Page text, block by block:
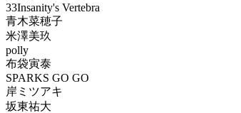
33Insanity's Vertebra
青木菜穂子
米澤美玖
polly
布袋寅泰
SPARKS GO GO
岸ミツアキ
坂東祐大